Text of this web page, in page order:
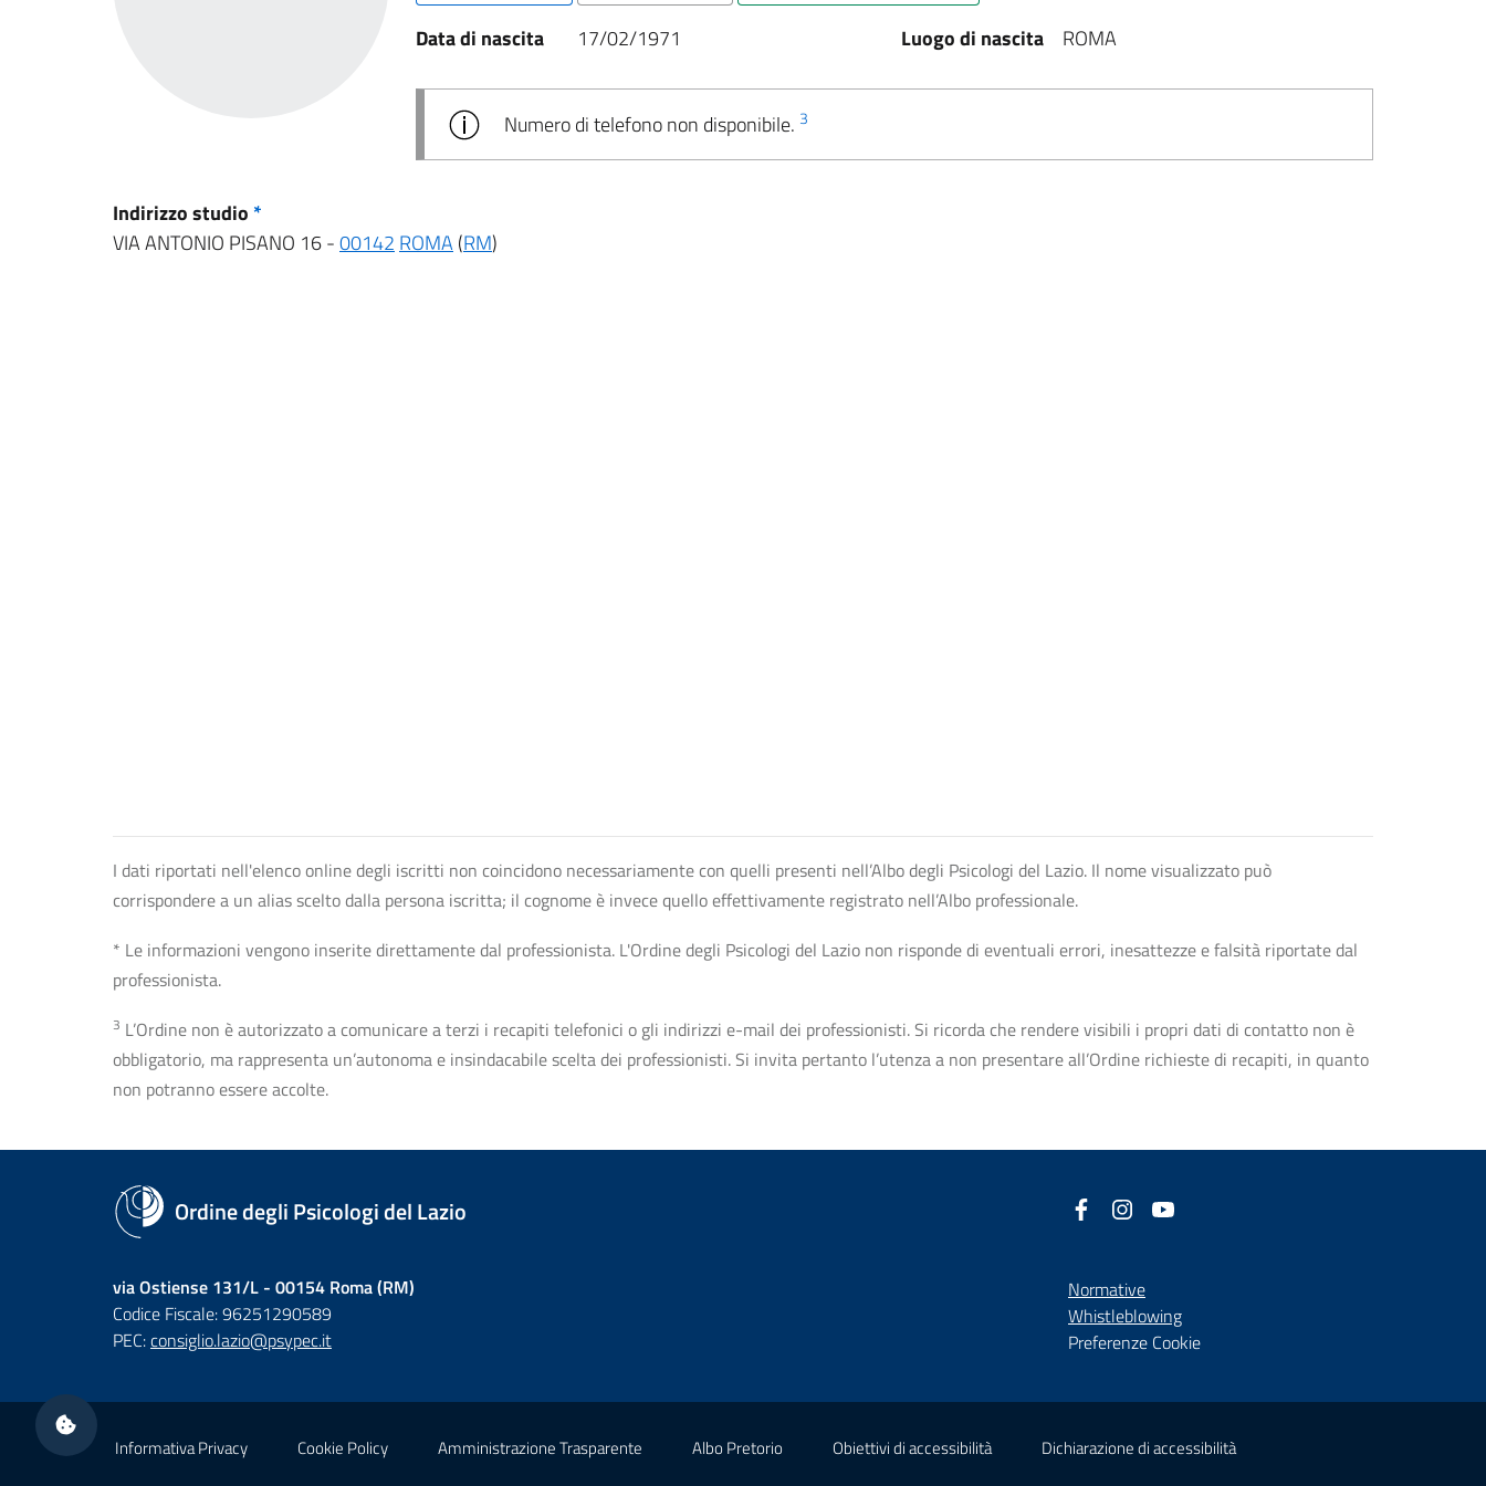
Data di nascita 17/02/1971 Luogo di nascita ROMA
Numero di telefono non disponibile. 3
Indirizzo studio *
VIA ANTONIO PISANO 16 -00142 ROMA(RM)
I dati riportati nell'elenco online degli iscritti non coincidono necessariamente con quelli presenti nell’Albo degli Psicologi del Lazio. Il nome visualizzato può
corrispondere a un alias scelto dalla persona iscritta; il cognome è invece quello effettivamente registrato nell’Albo professionale.
* Le informazioni vengono inserite direttamente dal professionista. L'Ordine degli Psicologi del Lazio non risponde di eventuali errori, inesattezze e falsità riportate dal
professionista.
3 L’Ordine non è autorizzato a comunicare a terzi i recapiti telefonici o gli indirizzi e-mail dei professionisti. Si ricorda che rendere visibili i propri dati di contatto non è
obbligatorio, ma rappresenta un’autonoma e insindacabile scelta dei professionisti. Si invita pertanto l’utenza a non presentare all’Ordine richieste di recapiti, in quanto
non potranno essere accolte.
Ordine degli Psicologi del Lazio
via Ostiense 131/L - 00154 Roma (RM)
Codice Fiscale: 96251290589
PEC:consiglio.lazio@psypec.it
Facebook
(nuova scheda - new tab)
Instagram
(nuova scheda - new tab)
Normative
Whistleblowing(nuova scheda - new tab)
Preferenze Cookie
Sezione Link Utili
Informativa Privacy Cookie Policy Amministrazione Trasparente (nuova scheda - new tab)
Albo Pretorio (nuova scheda - new tab)
Obiettivi di accessibilità(nuova scheda - new tab)
Dichiarazione di accessibilità(nuova scheda - new tab)